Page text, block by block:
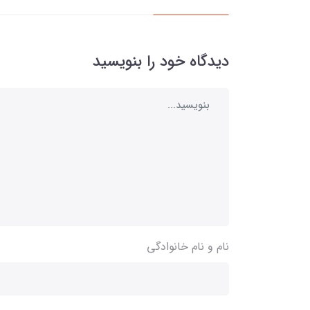
دیدگاه خود را بنویسید
نام و نام خانوادگی